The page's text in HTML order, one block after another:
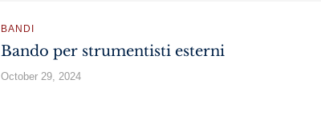
BANDI
Bando per strumentisti esterni
October 29, 2024